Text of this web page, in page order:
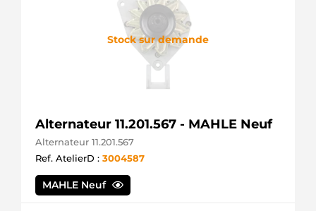
Stock sur demande
Alternateur 11.201.567 - MAHLE Neuf
Alternateur 11.201.567
Ref. AtelierD : 3004587
MAHLE Neuf